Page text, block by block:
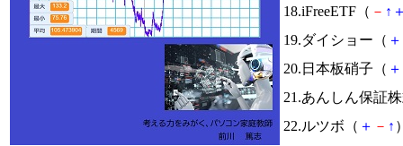
18.iFreeETF（ － ↑
19.ダイショー（ ＋
20.日本板硝子（ ＋
21.あんしん保証
22.ルツボ（ ＋ － ↑